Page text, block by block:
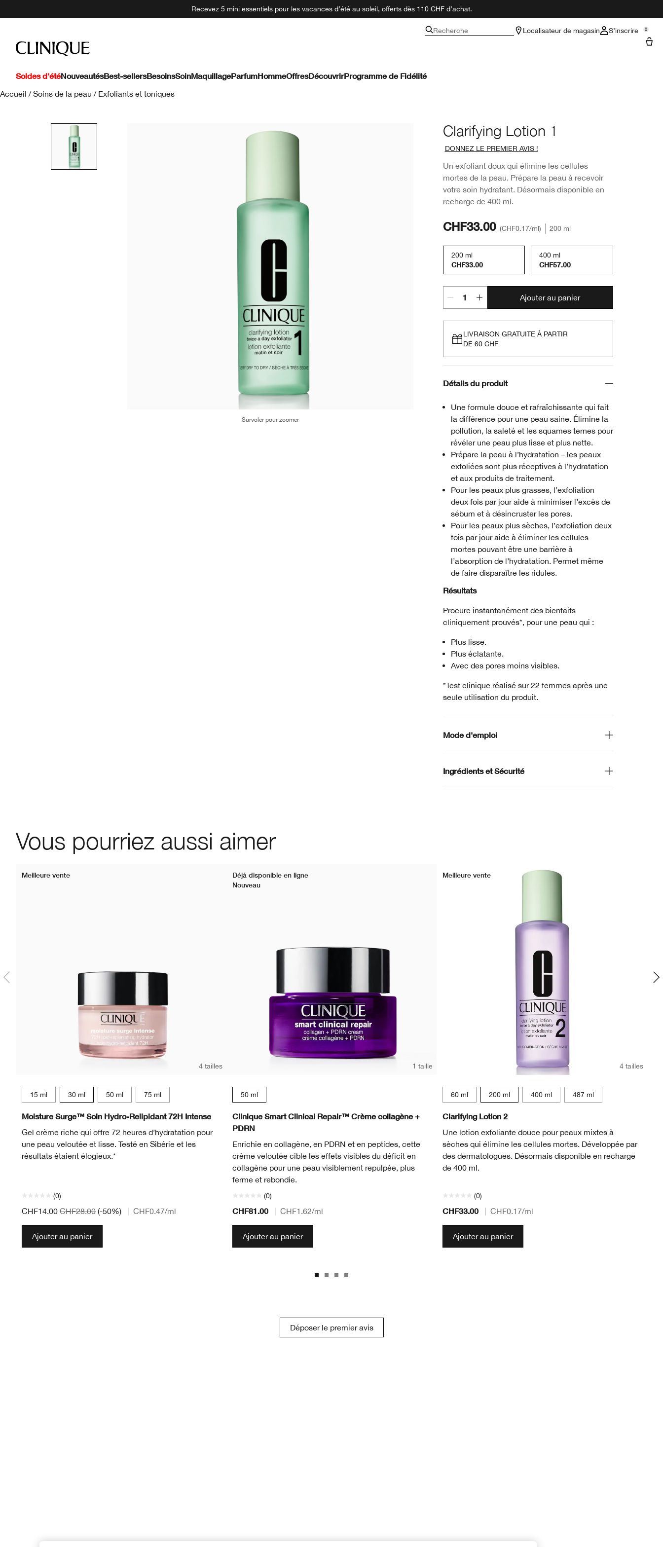
Recevez 5 mini essentiels pour les vacances d’été au soleil, offerts dès 110 CHF d’achat.
Recherche Localisateur de magasin S’inscrire 0
Soldes d'étéNouveautésBest-sellersBesoinsSoinMaquillageParfumHommeOffresDécouvrirProgramme de Fidélité
Accueil / Soins de la peau / Exfoliants et toniques
Clarifying Lotion 1
DONNEZ LE PREMIER AVIS !
Un exfoliant doux qui élimine les cellules
mortes de la peau. Prépare la peau à recevoir
votre soin hydratant. Désormais disponible en
recharge de 400 ml.
Survoler pour zoomer
CHF33.00 CHF0.17/ml 200 ml
200 ml
CHF33.00
400 ml
CHF57.00
Ajouter au panier
LIVRAISON GRATUITE À PARTIR
DE 60 CHF
Détails du produit
Une formule douce et rafraîchissante qui fait
la différence pour une peau saine. Élimine la
pollution, la saleté et les squames ternes pour
révéler une peau plus lisse et plus nette.
Prépare la peau à l’hydratation – les peaux
exfoliées sont plus réceptives à l’hydratation
et aux produits de traitement.
Pour les peaux plus grasses, l’exfoliation
deux fois par jour aide à minimiser l’excès de
sébum et à désincruster les pores.
Pour les peaux plus sèches, l’exfoliation deux
fois par jour aide à éliminer les cellules
mortes pouvant être une barrière à
l’absorption de l’hydratation. Permet même
de faire disparaître les ridules.
Résultats
Procure instantanément des bienfaits
cliniquement prouvés*, pour une peau qui :
Plus lisse.
Plus éclatante.
Avec des pores moins visibles.
*Test clinique réalisé sur 22 femmes après une
seule utilisation du produit.
Mode d'emploi
Ingrédients et Sécurité
Vous pourriez aussi aimer
Meilleure vente
4 tailles
15 ml 30 ml 50 ml 75 ml
Moisture Surge™ Soin Hydro-Relipidant 72H Intense
Gel crème riche qui offre 72 heures d’hydratation pour
une peau veloutée et lisse. Testé en Sibérie et les
résultats étaient élogieux.*
(0)
CHF14.00 CHF28.00 (-50%) CHF0.47/ml
Ajouter au panier
Déjà disponible en ligne
Nouveau
1 taille
50 ml
Clinique Smart Clinical Repair™ Crème collagène +
PDRN
Enrichie en collagène, en PDRN et en peptides, cette
crème veloutée cible les effets visibles du déficit en
collagène pour une peau visiblement repulpée, plus
ferme et rebondie.
(0)
CHF81.00 CHF1.62/ml
Ajouter au panier
Meilleure vente
4 tailles
60 ml 200 ml 400 ml 487 ml
Clarifying Lotion 2
Une lotion exfoliante douce pour peaux mixtes à
sèches qui élimine les cellules mortes. Développée par
des dermatologues. Désormais disponible en recharge
de 400 ml.
(0)
CHF33.00 CHF0.17/ml
Ajouter au panier
Déposer le premier avis